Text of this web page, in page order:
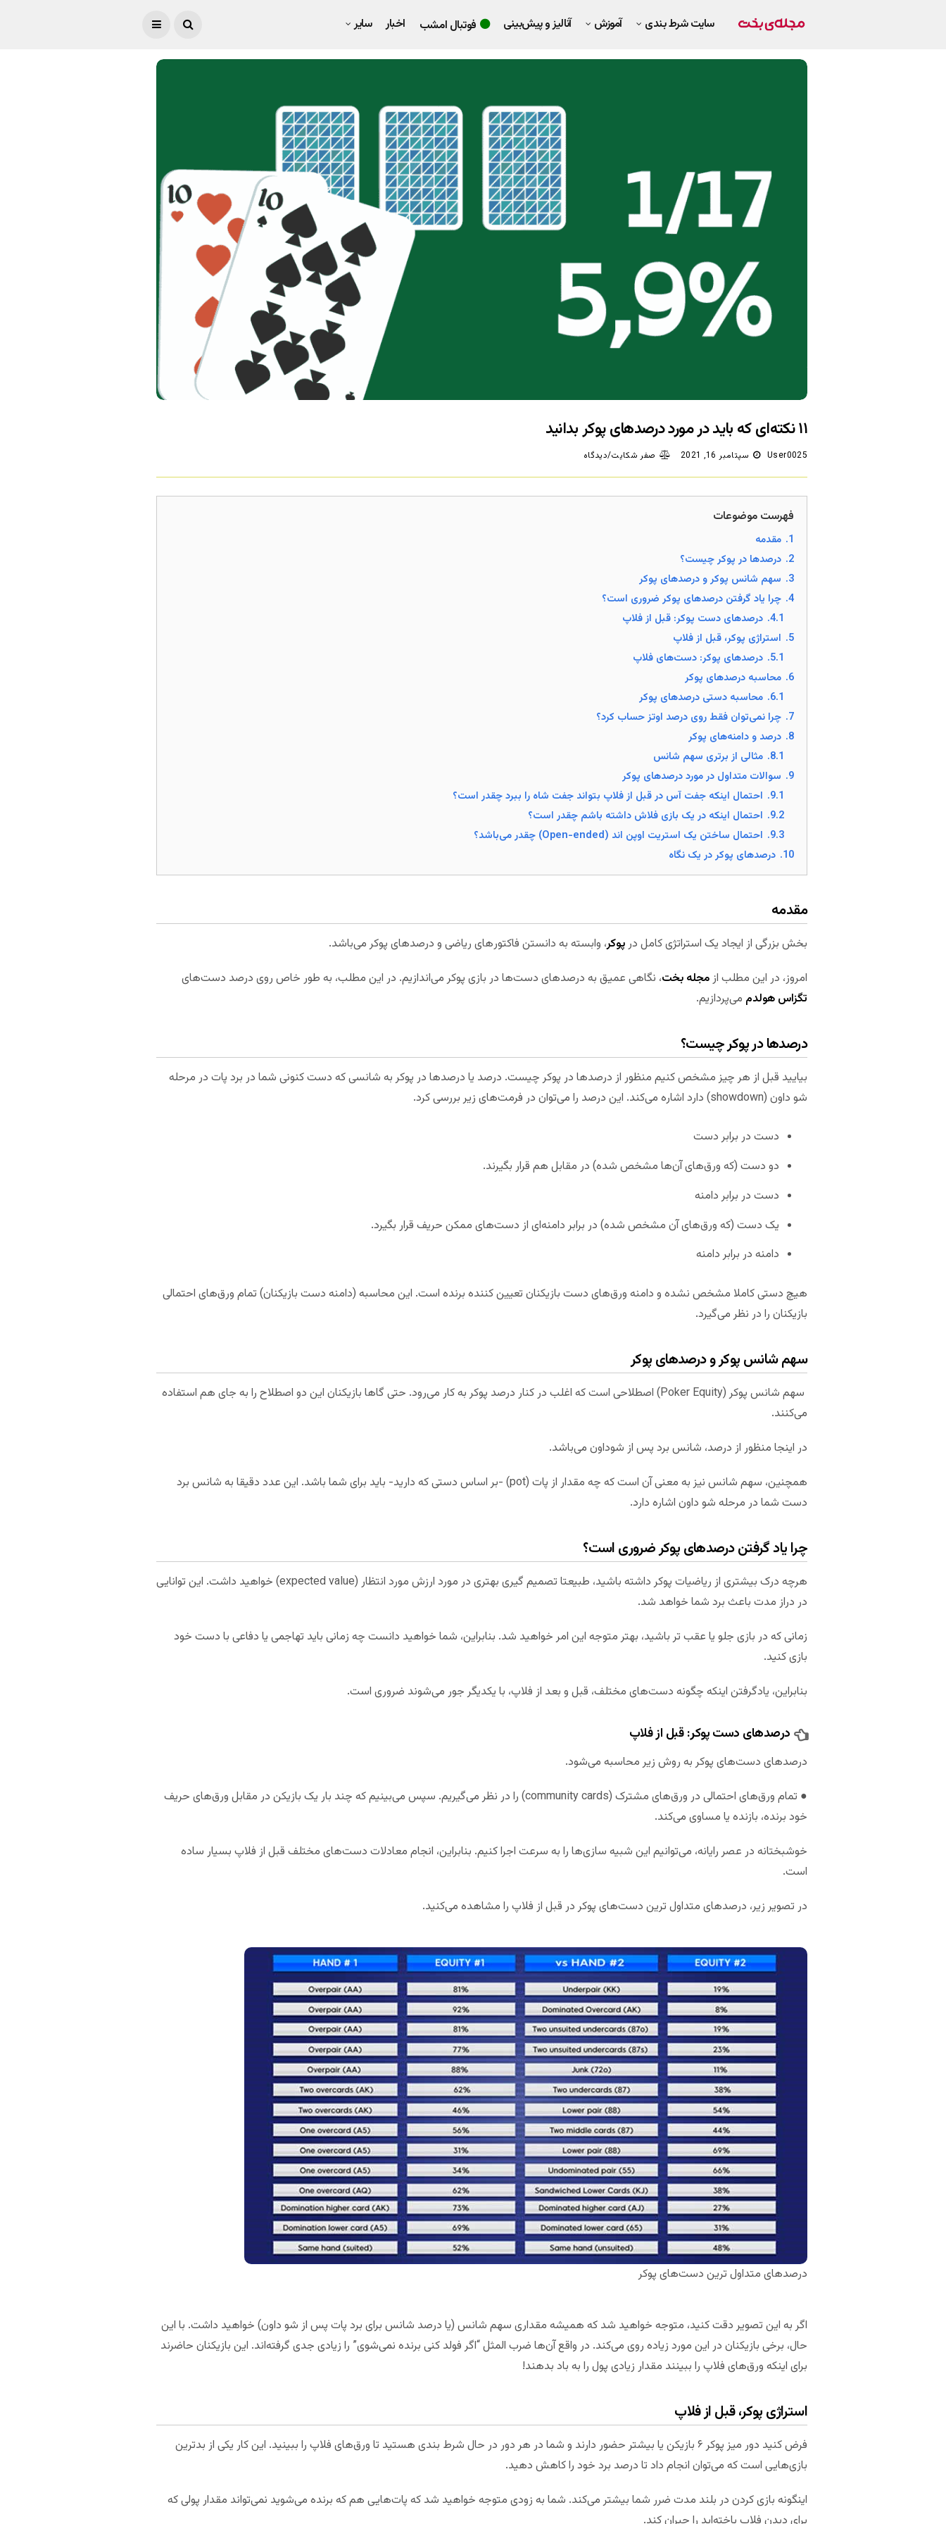
سایت شرط بندی آموزش آنالیز و پیش‌بینی فوتبال امشب اخبار سایر
۱۱ نکته‌ای که باید در مورد درصد‌های پوکر بدانید
User0025 سپتامبر 16, 2021 صفر شکایت/دیدگاه
فهرست موضوعات
1. مقدمه
2. درصد‌ها در پوکر چیست؟
3. سهم شانس پوکر و درصد‌های پوکر
4. چرا یاد گرفتن درصد‌های پوکر ضروری است؟
4.1. درصد‌های دست پوکر: قبل از فلاپ
5. استراژی پوکر، قبل از فلاپ
5.1. درصد‌های پوکر: دست‌های فلاپ
6. محاسبه درصد‌های پوکر
6.1. محاسبه دستی درصد‌های پوکر
7. چرا نمی‌توان فقط روی درصد اوتز حساب کرد؟
8. درصد‌ و دامنه‌های پوکر
8.1. مثالی از برتری سهم شانس
9. سوالات متداول در مورد درصد‌های پوکر
9.1. احتمال اینکه جفت آس در قبل از فلاپ بتواند جفت شاه را ببرد چقدر است؟
9.2. احتمال اینکه در یک بازی فلاش داشته باشم چقدر است؟
9.3. احتمال ساختن یک استریت اوپن اند (Open-ended) چقدر می‌باشد؟
10. درصد‌های پوکر در یک نگاه
مقدمه
بخش بزرگی از ایجاد یک استراتژی کامل در پوکر، وابسته به دانستن فاکتور‌های ریاضی و درصد‌های پوکر می‌باشد.
امروز، در این مطلب از مجله بخت، نگاهی عمیق به درصد‌های دست‌ها در بازی پوکر می‌اندازیم. در این مطلب، به طور خاص روی درصد دست‌های
تگزاس هولدم می‌پردازیم.
درصد‌ها در پوکر چیست؟
بیایید قبل از هر چیز مشخص کنیم منظور از درصد‌ها در پوکر چیست. درصد یا درصد‌ها در پوکر به شانسی که دست کنونی شما در برد پات در مرحله
شو داون (showdown) دارد اشاره می‌کند. این درصد را می‌توان در فرمت‌های زیر بررسی کرد.
دست در برابر دست
دو دست (که ورق‌های آن‌ها مشخص شده) در مقابل هم قرار بگیرند.
دست در برابر دامنه
یک دست (که ورق‌های آن مشخص شده) در برابر دامنه‌ای از دست‌های ممکن حریف قرار بگیرد.
دامنه در برابر دامنه
هیچ دستی کاملا مشخص نشده و دامنه‌ ورق‌های دست بازیکنان تعیین کننده برنده است. این محاسبه (دامنه دست بازیکنان) تمام ورق‌های احتمالی
بازیکنان را در نظر می‌گیرد.
سهم شانس پوکر و درصد‌های پوکر
سهم شانس پوکر (Poker Equity) اصطلاحی است که اغلب در کنار درصد پوکر به کار می‌رود. حتی گاها بازیکنان این دو اصطلاح را به جای هم استفاده
می‌کنند.
در اینجا منظور از درصد، شانس برد پس از شوداون می‌باشد.
همچنین، سهم شانس نیز به معنی آن است که چه مقدار از پات (pot) -بر اساس دستی که دارید- باید برای شما باشد. این عدد دقیقا به شانس برد
دست شما در مرحله شو داون اشاره دارد.
چرا یاد گرفتن درصد‌های پوکر ضروری است؟
هرچه درک بیشتری از ریاضیات پوکر داشته باشید، طبیعتا تصمیم گیری بهتری در مورد ارزش مورد انتظار (expected value) خواهید داشت. این توانایی
در دراز مدت باعث برد شما خواهد شد.
زمانی که در بازی جلو یا عقب تر باشید، بهتر متوجه این امر خواهید شد. بنابراین، شما خواهید دانست چه زمانی باید تهاجمی یا دفاعی با دست خود
بازی کنید.
بنابراین، یادگرفتن اینکه چگونه دست‌های مختلف، قبل و بعد از فلاپ، با یکدیگر جور می‌شوند ضروری است.
درصد‌های دست پوکر: قبل از فلاپ
درصدهای دست‌های پوکر به روش زیر محاسبه می‌شود.
● تمام ورق‌های احتمالی در ورق‌های مشترک (community cards) را در نظر می‌گیریم. سپس می‌بینیم که چند بار یک بازیکن در مقابل ورق‌های حریف
خود برنده، بازنده یا مساوی می‌کند.
خوشبختانه در عصر رایانه، می‌توانیم این شبیه سازی‌ها را به سرعت اجرا کنیم. بنابراین، انجام معادلات دست‌های مختلف قبل از فلاپ بسیار ساده
است.
در تصویر زیر، درصدهای متداول ترین دست‌های پوکر در قبل از فلاپ را مشاهده می‌کنید.
درصدهای متداول ترین دست‌های پوکر
اگر به این تصویر دقت کنید، متوجه خواهید شد که همیشه مقداری سهم شانس (یا درصد شانس برای برد پات پس از شو داون) خواهید داشت. با این
حال، برخی بازیکنان در این مورد زیاده روی می‌کند. در واقع آن‌ها ضرب المثل “اگر فولد کنی برنده نمی‌شوی” را زیادی جدی گرفته‌اند. این بازیکنان حاضرند
برای اینکه ورق‌های فلاپ را ببینند مقدار زیادی پول را به باد بدهند!
استراژی پوکر، قبل از فلاپ
فرض کنید دور میز پوکر ۶ بازیکن یا بیشتر حضور دارند و شما در هر دور در حال شرط بندی هستید تا ورق‌های فلاپ را ببینید. این کار یکی از بدترین
بازی‌هایی است که می‌توان انجام داد تا درصد برد خود را کاهش دهید.
اینگونه بازی کردن در بلند مدت ضرر شما بیشتر می‌کند. شما به زودی متوجه خواهید شد که پات‌هایی هم که برنده می‌شوید نمی‌تواند مقدار پولی که